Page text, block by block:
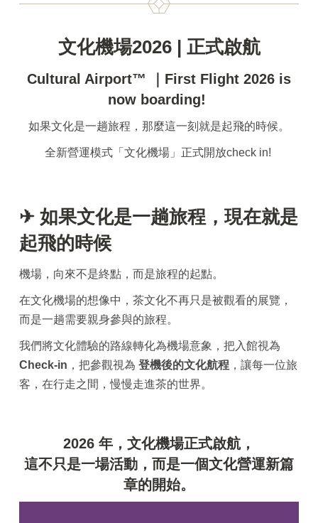
文化機場2026 | 正式啟航
Cultural Airport™ ｜First Flight 2026 is
now boarding!
如果文化是一趟旅程，那麼這一刻就是起飛的時候。
全新營運模式「文化機場」正式開放check in!
✈ 如果文化是一趟旅程，現在就是
起飛的時候
機場，向來不是終點，而是旅程的起點。
在文化機場的想像中，茶文化不再只是被觀看的展覽，
而是一趟需要親身參與的旅程。
我們將文化體驗的路線轉化為機場意象，把入館視為
Check-in ，把參觀視為 登機後的文化航程，讓每一位旅
客，在行走之間，慢慢走進茶的世界。
2026 年，文化機場正式啟航，
這不只是一場活動，而是一個文化營運新篇
章的開始。